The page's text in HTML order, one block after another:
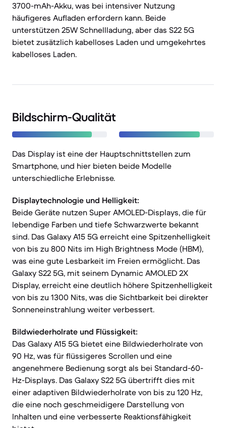
3700-mAh-Akku, was bei intensiver Nutzung
häufigeres Aufladen erfordern kann. Beide
unterstützen 25W Schnellladung, aber das S22 5G
bietet zusätzlich kabelloses Laden und umgekehrtes
kabelloses Laden.
Bildschirm-Qualität
Das Display ist eine der Hauptschnittstellen zum
Smartphone, und hier bieten beide Modelle
unterschiedliche Erlebnisse.
Displaytechnologie und Helligkeit:
Beide Geräte nutzen Super AMOLED-Displays, die für
lebendige Farben und tiefe Schwarzwerte bekannt
sind. Das Galaxy A15 5G erreicht eine Spitzenhelligkeit
von bis zu 800 Nits im High Brightness Mode (HBM),
was eine gute Lesbarkeit im Freien ermöglicht. Das
Galaxy S22 5G, mit seinem Dynamic AMOLED 2X
Display, erreicht eine deutlich höhere Spitzenhelligkeit
von bis zu 1300 Nits, was die Sichtbarkeit bei direkter
Sonneneinstrahlung weiter verbessert.
Bildwiederholrate und Flüssigkeit:
Das Galaxy A15 5G bietet eine Bildwiederholrate von
90 Hz, was für flüssigeres Scrollen und eine
angenehmere Bedienung sorgt als bei Standard-60-
Hz-Displays. Das Galaxy S22 5G übertrifft dies mit
einer adaptiven Bildwiederholrate von bis zu 120 Hz,
die eine noch geschmeidigere Darstellung von
Inhalten und eine verbesserte Reaktionsfähigkeit